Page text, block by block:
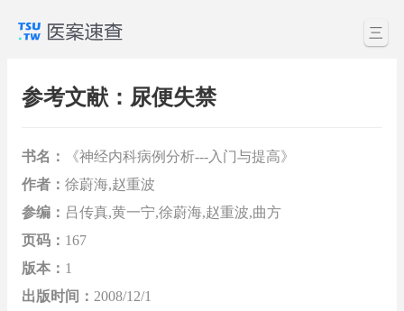
三
参考文献：尿便失禁
书名：
《神经内科病例分析---入门与提高》
作者： 徐蔚海,赵重波
参编： 吕传真,黄一宁,徐蔚海,赵重波,曲方
页码： 167
版本： 1
出版时间： 2008/12/1